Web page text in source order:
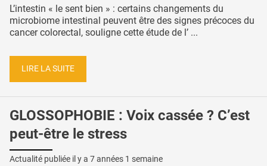
L’intestin « le sent bien » : certains changements du
microbiome intestinal peuvent être des signes précoces du
cancer colorectal, souligne cette étude de l’ ...
LIRE LA SUITE
GLOSSOPHOBIE : Voix cassée ? C’est
peut-être le stress
Actualité publiée il y a 7 années 1 semaine